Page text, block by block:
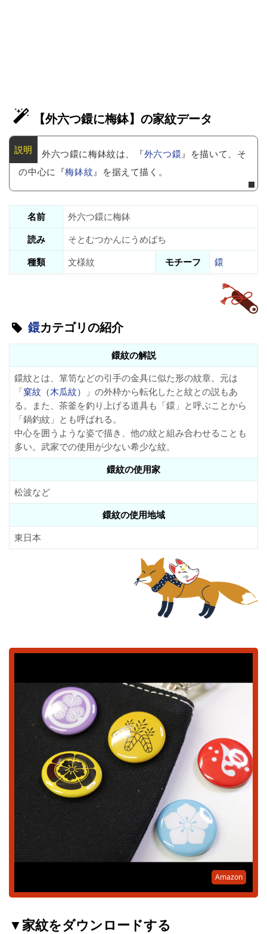
【外六つ鐶に梅鉢】の家紋データ
外六つ鐶に梅鉢紋は、『外六つ鐶』を描いて、そ
の中心に『梅鉢紋』を据えて描く。
名前
外六つ鐶に梅鉢
読み
そとむつかんにうめばち
種類
文様紋 モチーフ 鐶
鐶カテゴリの紹介
鐶紋の解説
鐶紋とは、箪笥などの引手の金具に似た形の紋章。元は
「窠紋（木瓜紋） 」の外枠から転化したと紋との説もあ
る。また、茶釜を釣り上げる道具も「鐶」と呼ぶことから
「鍋釣紋」とも呼ばれる。
中心を囲うような姿で描き、他の紋と組み合わせることも
多い。武家での使用が少ない希少な紋。
鐶紋の使用家
松波など
鐶紋の使用地域
東日本
Amazon
▼家紋をダウンロードする